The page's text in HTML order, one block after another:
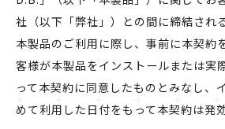
社（以下「弊社」）との間に締結され
本製品のご利用に際し、事前に本契約
客様が本製品をインストールまたは実
って本契約に同意したものとみなし、
めて利用した日付をもって本契約は発